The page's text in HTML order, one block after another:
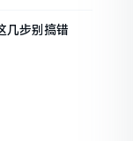
几步别搞错